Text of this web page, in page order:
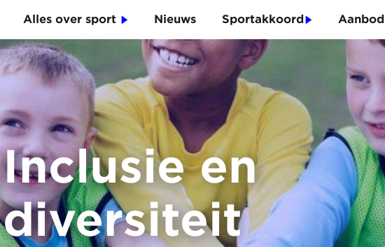
Alles over sport Nieuws Sportakkoord Aanbod
Inclusie en
diversiteit